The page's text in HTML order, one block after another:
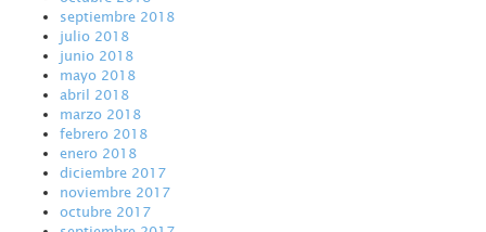
septiembre 2018
julio 2018
junio 2018
mayo 2018
abril 2018
marzo 2018
febrero 2018
enero 2018
diciembre 2017
noviembre 2017
octubre 2017